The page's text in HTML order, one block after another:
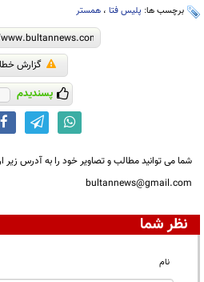
برچسب ها: پلیس فتا ، همستر
گزارش خطا
پسندیدم
شما می توانید مطالب و تصاویر خود را به آدرس زیر
bultannews@gmail.com
نظر شما
نام